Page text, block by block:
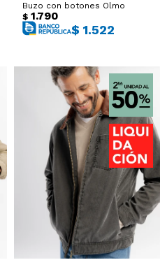
Buzo con botones Olmo
$ 1.790
$ 1.522